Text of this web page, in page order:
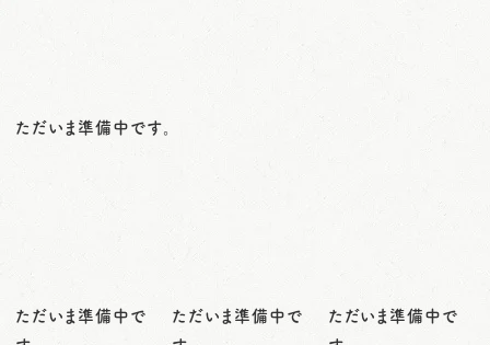
ただいま準備中です。
ただいま準備中で
ただいま準備中で
ただいま準備中で